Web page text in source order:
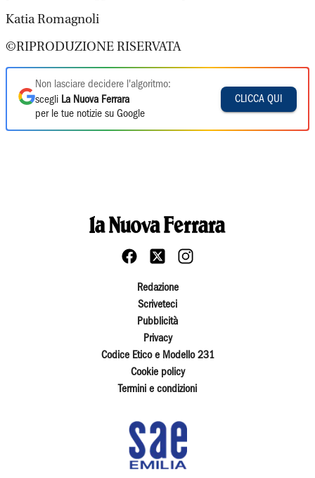
Katia Romagnoli
©RIPRODUZIONE RISERVATA
Non lasciare decidere l'algoritmo:
scegli La Nuova Ferrara
per le tue notizie su Google
CLICCA QUI
Redazione
Scriveteci
Pubblicità
Privacy
Codice Etico e Modello 231
Cookie policy
Termini e condizioni